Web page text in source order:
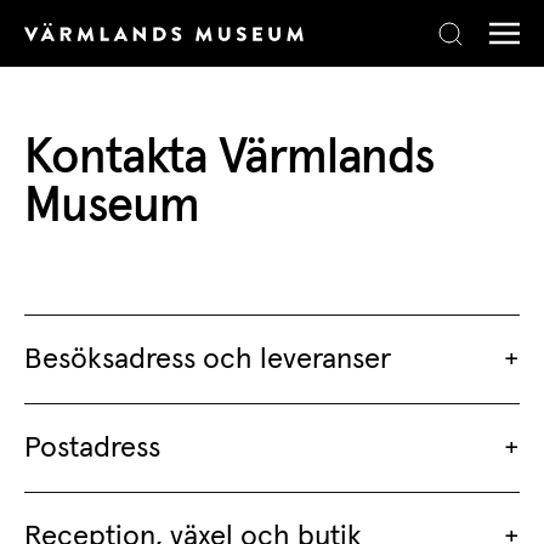
Kontakta Värmlands
Museum
Besöksadress och leveranser
Postadress
Reception, växel och butik